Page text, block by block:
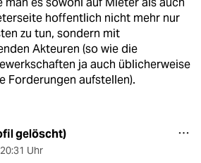
hoffentlich nicht mehr nur
zu tun, sondern mit
Akteuren (so wie die
ja auch üblicherweise
Forderungen aufstellen).
gelöscht)
20:31 Uhr